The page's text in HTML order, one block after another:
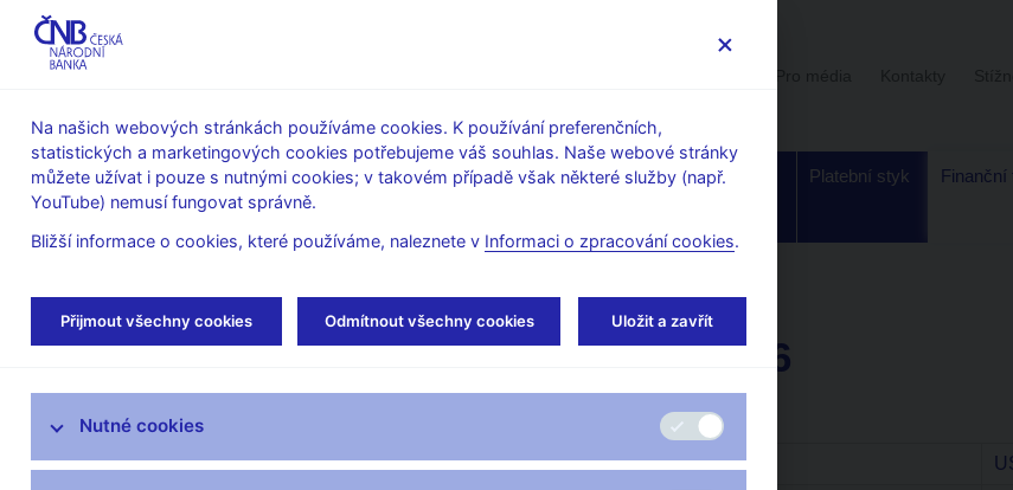
O ČNB
Měnová
politika
Finanční
Dohled a
Bankovky a
Platební styk Finanční
Úvod Finanční trhy Devizový trh Obraty na devizovém trhu
Říjen 2006
(v mil. USD za den)
Devizový trh
Peněžní trh
Na našich webových stránkách používáme cookies. K používání preferenčních,
statistických a marketingových cookies potřebujeme váš souhlas. Naše webové stránky
můžete užívat i pouze s nutnými cookies; v takovém případě však některé služby (např.
YouTube) nemusí fungovat správně.
Bližší informace o cookies, které používáme, naleznete v Informaci o zpracování cookies.
Přijmout všechny cookies Odmítnout všechny cookies Uložit a zavřít
Nutné cookies